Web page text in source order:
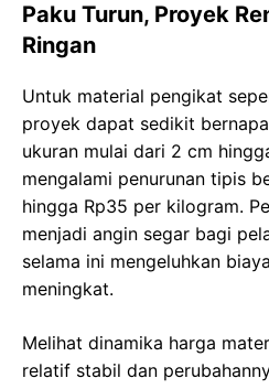
Paku Turun, Proyek
Ringan
Untuk material pengikat
proyek dapat sedikit
ukuran mulai dari 2 cm
mengalami penurunan tipis
hingga Rp35 per kilogram.
menjadi angin segar bagi
selama ini mengeluhkan
meningkat.
Melihat dinamika harga
relatif stabil dan